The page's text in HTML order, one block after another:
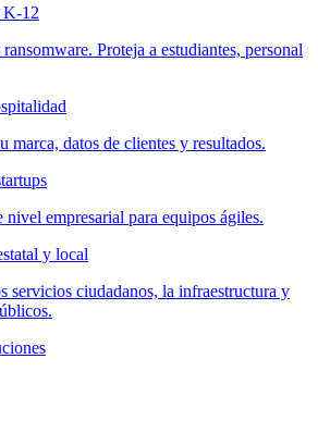
K-12
Proteja a estudiantes, personal
marca, datos de clientes y resultados.
nivel empresarial para equipos ágiles.
y local
servicios ciudadanos, la infraestructura y